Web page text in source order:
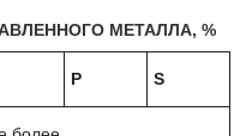
МЕТАЛЛА, %
P S